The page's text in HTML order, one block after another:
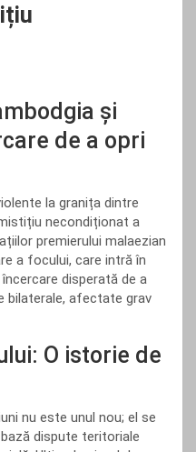
și
de a opri
la granița dintre
necondiționat a
premierului malaezian
a focului, care intră în
disperată de a
bilaterale, afectate grav
O istorie de
nu este unul nou; el se
dispute teritoriale